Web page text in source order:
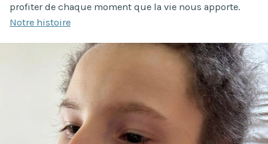
profiter de chaque moment que la vie nous apporte.
Notre histoire